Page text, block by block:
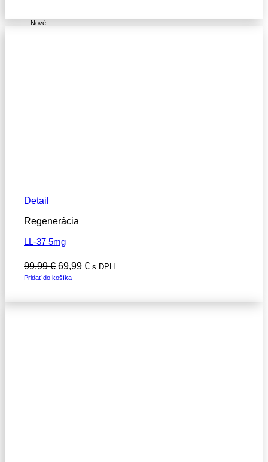
Nové
Detail
Regenerácia
LL-37 5mg
99,99€ Pôvodná
cena
69,99 €Aktuálna
s DPH
Pridať do košíka